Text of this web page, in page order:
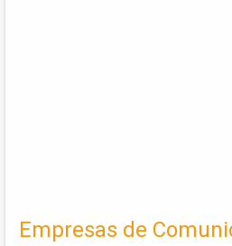
Empresas de